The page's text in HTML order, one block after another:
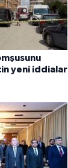
yeni iddialar